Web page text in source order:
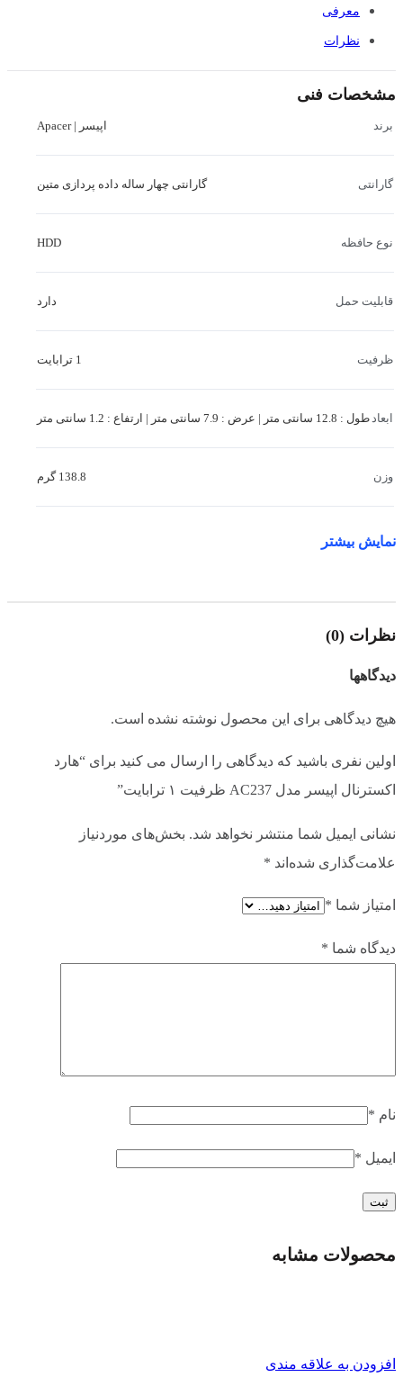
معرفی
نظرات
مشخصات فنی
برند اپیسر | Apacer
گارانتی گارانتی چهار ساله داده پردازی متین
نوع حافظه HDD
قابلیت حمل دارد
ظرفیت 1 ترابایت
ابعاد طول : 12.8 سانتی متر | عرض : 7.9 سانتی متر | ارتفاع : 1.2 سانتی متر
وزن 138.8 گرم
مدل محصول
جنس بدنه
رابط اتصال USB 3.2 Gen 1
نمایش بیشتر
نظرات (0)
دیدگاهها
هیچ دیدگاهی برای این محصول نوشته نشده است.
اولین نفری باشید که دیدگاهی را ارسال می کنید برای “هارد
اکسترنال اپیسر مدل AC237 ظرفیت ۱ ترابایت”
نشانی ایمیل شما منتشر نخواهد شد. بخش‌های موردنیاز
علامت‌گذاری شده‌اند *
امتیاز شما *
دیدگاه شما *
نام *
ایمیل *
محصولات مشابه
افزودن به علاقه مندی